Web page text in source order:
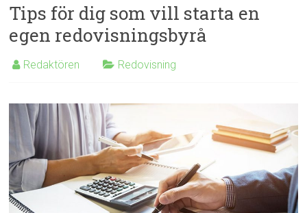
Tips för dig som vill starta en
egen redovisningsbyrå
Redaktören Redovisning